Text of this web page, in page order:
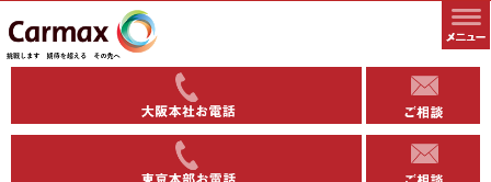
全国1000以上の実績有り。コインパーキングや駐車場への土地活用なら当社へ。
安定収益を得る土地活用方法（コインパーキング・駐車場）なら東洋カーマックス
06-6363-
03-5543-